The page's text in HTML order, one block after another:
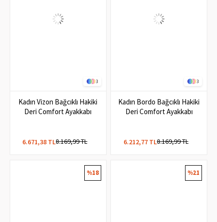
3
Kadın Vizon Bağcıklı Hakiki
Deri Comfort Ayakkabı
6.671,38 TL8.169,99 TL
3
Kadın Bordo Bağcıklı Hakiki
Deri Comfort Ayakkabı
6.212,77 TL8.169,99 TL
%18 %21